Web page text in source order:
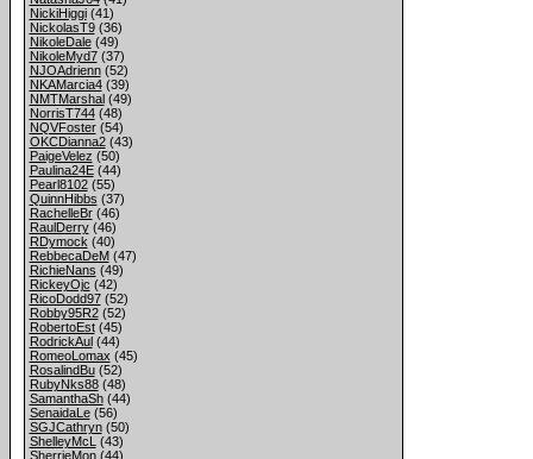
NickiHiggi(41)
NickolasT9(36)
NikoleDale(49)
NikoleMyd7(37)
NJOAdrienn(52)
NKAMarcia4(39)
NMTMarshal(49)
NorrisT744(48)
NQVFoster(54)
OKCDianna2(43)
PaigeVelez (50)
Paulina24E(44)
Pearl8102(55)
QuinnHibbs (37)
RachelleBr(46)
RaulDerry(46)
RDymock (40)
RebbecaDeM(47)
RichieNans (49)
RickeyOjc (42)
RicoDodd97(52)
Robby95R2(52)
RobertoEst(45)
RodrickAul(44)
RomeoLomax (45)
RosalindBu(52)
RubyNks88(48)
SamanthaSh(44)
SenaidaLe(56)
SGJCathryn(50)
ShelleyMcL (43)
SherrieMon(44)